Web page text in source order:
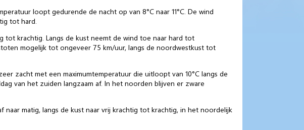
loopt gedurende de nacht op van 8°C naar 11°C. De wind
tot hard.
krachtig. Langs de kust neemt de wind toe naar hard tot
mogelijk tot ongeveer 75 km/uur, langs de noordwestkust tot
zacht met een maximumtemperatuur die uitloopt van 10°C langs de
van het zuiden langzaam af. In het noorden blijven er zware
matig, langs de kust naar vrij krachtig tot krachtig, in het noordelijk